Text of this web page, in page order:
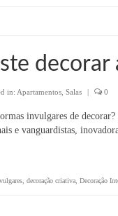
decorar
in: Apartamentos Salas | 0
invulgares de
e vanguardistas,
decoração criativa Decoração